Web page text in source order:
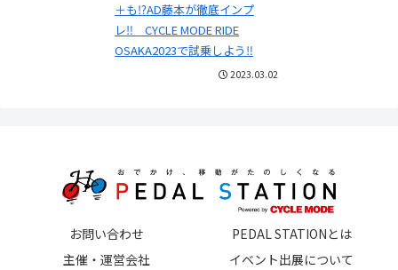
＋も⁉AD藤本が徹底インプ
レ‼ CYCLE MODE RIDE
OSAKA2023で試乗しよう‼
2023.03.02
お問い合わせ
PEDAL STATIONとは
主催・運営会社
イベント出展について